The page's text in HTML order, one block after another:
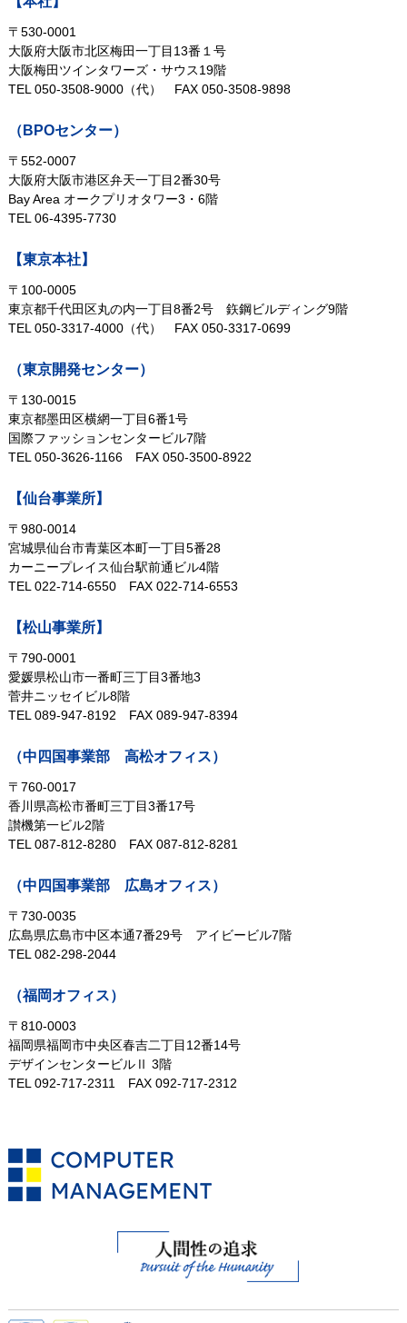
〒530-0001
大阪府大阪市北区梅田一丁目13番１号
大阪梅田ツインタワーズ・サウス19階
TEL 050-3508-9000（代） FAX 050-3508-9898
【松山事業所】
〒790-0001
愛媛県松山市一番町三丁目3番地3
菅井ニッセイビル8階
TEL 089-947-8192 FAX 089-947-8394
（BPOセンター）
〒552-0007
大阪府大阪市港区弁天一丁目2番30号
Bay Area オークプリオタワー3・6階
TEL 06-4395-7730
（中四国事業部 高松オフィス）
〒760-0017
香川県高松市番町三丁目3番17号
讃機第一ビル2階
TEL 087-812-8280 FAX 087-812-8281
【東京本社】
〒100-0005
東京都千代田区丸の内一丁目8番2号鉃鋼ビルディング9階
TEL 050-3317-4000（代） FAX 050-3317-0699
（中四国事業部 広島オフィス）
〒730-0035
広島県広島市中区本通7番29号 アイビービル7階
TEL 082-298-2044
（東京開発センター）
〒130-0015
東京都墨田区横網一丁目6番1号
国際ファッションセンタービル7階
TEL 050-3626-1166 FAX 050-3500-8922
（福岡オフィス）
〒810-0003
福岡県福岡市中央区春吉二丁目12番14号
デザインセンタービルⅡ 3階
TEL 092-717-2311 FAX 092-717-2312
【仙台事業所】
〒980-0014
宮城県仙台市青葉区本町一丁目5番28
カーニープレイス仙台駅前通ビル4階
TEL 022-714-6550 FAX 022-714-6553